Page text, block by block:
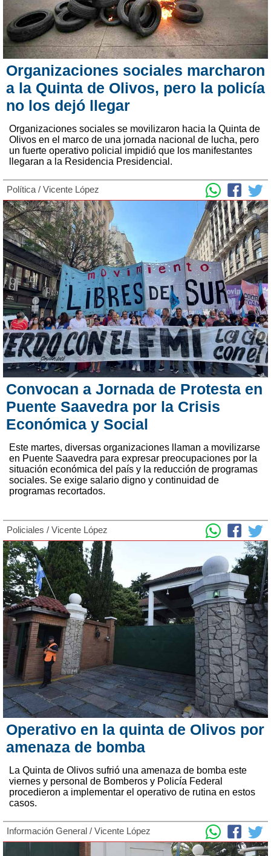
Organizaciones sociales marcharon
a la Quinta de Olivos, pero la policía
no los dejó llegar
Organizaciones sociales se movilizaron hacia la Quinta de
Olivos en el marco de una jornada nacional de lucha, pero
un fuerte operativo policial impidió que los manifestantes
llegaran a la Residencia Presidencial.
Política / Vicente López
Convocan a Jornada de Protesta en
Puente Saavedra por la Crisis
Económica y Social
Este martes, diversas organizaciones llaman a movilizarse
en Puente Saavedra para expresar preocupaciones por la
situación económica del país y la reducción de programas
sociales. Se exige salario digno y continuidad de
programas recortados.
Policiales / Vicente López
Operativo en la quinta de Olivos por
amenaza de bomba
La Quinta de Olivos sufrió una amenaza de bomba este
viernes y personal de Bomberos y Policía Federal
procedieron a implementar el operativo de rutina en estos
casos.
Información General / Vicente López